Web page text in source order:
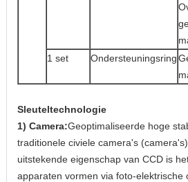
1 set Ondersteuningsring
Sleuteltechnologie
1) Camera:Geoptimaliseerde hoge
traditionele civiele camera's
uitstekende eigenschap van CCD is
apparaten vormen via foto-